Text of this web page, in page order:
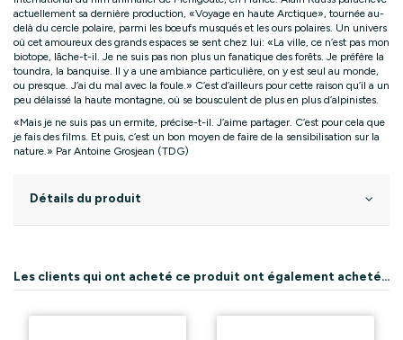
actuellement sa dernière production, «Voyage en haute Arctique», tournée au-
delà du cercle polaire, parmi les bœufs musqués et les ours polaires. Un univers
où cet amoureux des grands espaces se sent chez lui: «La ville, ce n’est pas mon
biotope, lâche-t-il. Je ne suis pas non plus un fanatique des forêts. Je préfère la
toundra, la banquise. Il y a une ambiance particulière, on y est seul au monde,
ou presque. J’ai du mal avec la foule.» C’est d’ailleurs pour cette raison qu’il a un
peu délaissé la haute montagne, où se bousculent de plus en plus d’alpinistes.
«Mais je ne suis pas un ermite, précise-t-il. J’aime partager. C’est pour cela que
je fais des films. Et puis, c’est un bon moyen de faire de la sensibilisation sur la
nature.» Par Antoine Grosjean (TDG)
Détails du produit
Les clients qui ont acheté ce produit ont également acheté...